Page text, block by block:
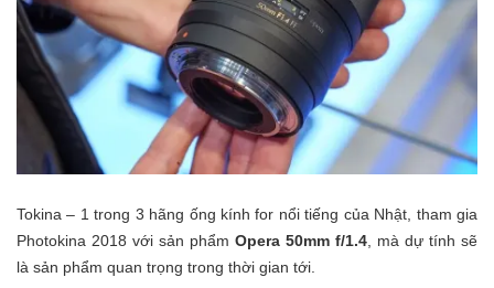
Tokina – 1 trong 3 hãng ống kính for nổi tiếng của Nhật, tham gia
Photokina 2018 với sản phẩm Opera 50mm f/1.4 , mà dự tính sẽ
là sản phẩm quan trọng trong thời gian tới.